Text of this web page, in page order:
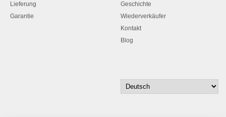
Lieferung
Garantie
Geschichte
Wiederverkäufer
Kontakt
Blog